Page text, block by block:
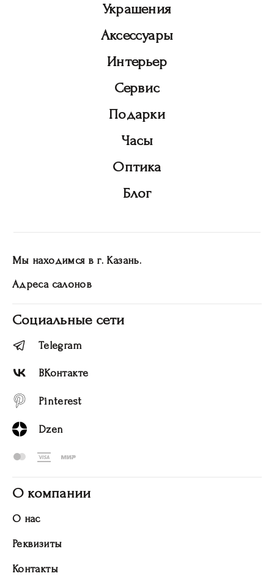
Украшения
Аксессуары
Интерьер
Сервис
Подарки
Часы
Оптика
Блог
Мы находимся в г. Казань.
Адреса салонов
Социальные сети
Telegram
ВКонтакте
Pinterest
Dzen
О компании
О нас
Реквизиты
Контакты